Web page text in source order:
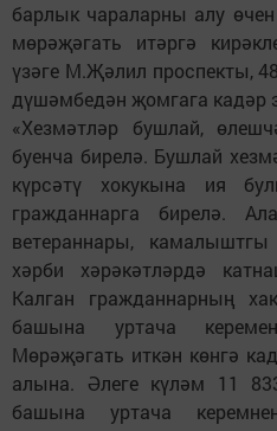
барлык чараларны алу
мөрәҗәгать итәргә
үзәге М.Җәлил проспекты,
дүшәмбедән җомгага кадәр
«Хезмәтләр бушлай,
буенча бирелә. Бушлай
күрсәтү хокукына ия
гражданнарга бирелә.
ветераннары,
хәрби хәрәкәтләрдә
Калган гражданнарның
башына уртача
Мөрәҗәгать иткән көнгә
алына. Әлеге күләм 11
башына уртача